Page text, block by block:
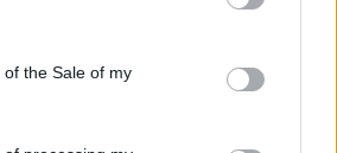
to Google and its third-party tags to
specified purposes in below Google
the Sale of my
en esta posición y los guardametas con